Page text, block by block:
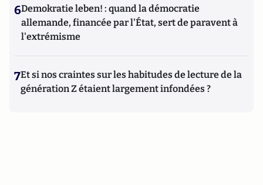
6Demokratie leben! : quand la démocratie
allemande, financée par l'État, sert de paravent à
l'extrémisme
7Et si nos craintes sur les habitudes de lecture de la
génération Z étaient largement infondées ?